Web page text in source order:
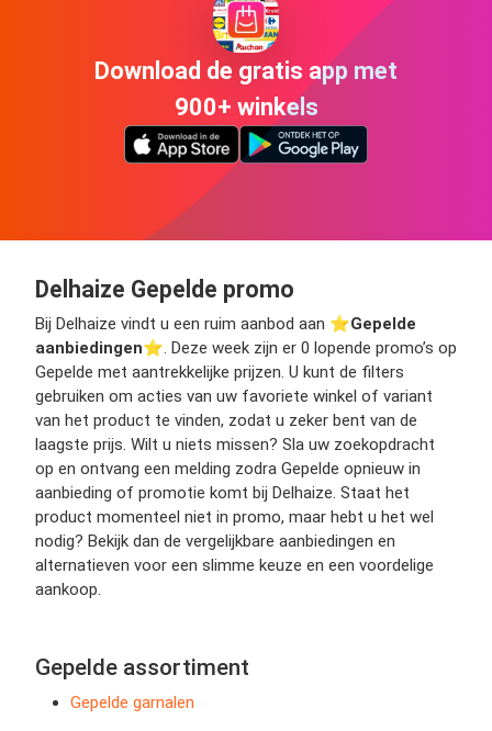
Download de gratis app met
900+ winkels
Delhaize Gepelde promo
Bij Delhaize vindt u een ruim aanbod aan ⭐️Gepelde
aanbiedingen⭐️. Deze week zijn er 0 lopende promo’s op
Gepelde met aantrekkelijke prijzen. U kunt de filters
gebruiken om acties van uw favoriete winkel of variant
van het product te vinden, zodat u zeker bent van de
laagste prijs. Wilt u niets missen? Sla uw zoekopdracht
op en ontvang een melding zodra Gepelde opnieuw in
aanbieding of promotie komt bij Delhaize. Staat het
product momenteel niet in promo, maar hebt u het wel
nodig? Bekijk dan de vergelijkbare aanbiedingen en
alternatieven voor een slimme keuze en een voordelige
aankoop.
Gepelde assortiment
Gepelde garnalen